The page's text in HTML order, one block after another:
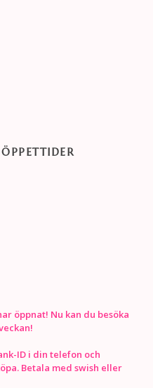
öppnat! Nu kan du besöka
ID i din telefon och
Betala med swish eller